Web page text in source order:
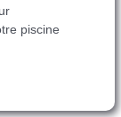
piscine